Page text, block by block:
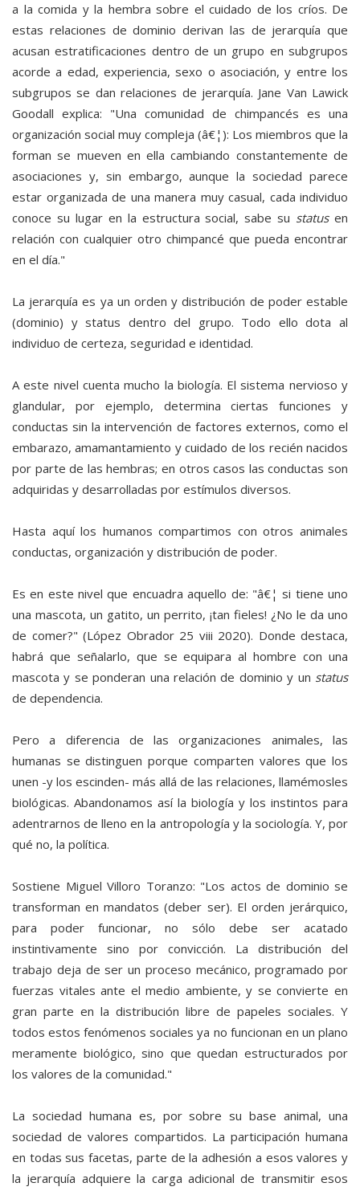
a la comida y la hembra sobre el cuidado de los críos. De
estas relaciones de dominio derivan las de jerarquía que
acusan estratificaciones dentro de un grupo en subgrupos
acorde a edad, experiencia, sexo o asociación, y entre los
subgrupos se dan relaciones de jerarquía. Jane Van Lawick
Goodall explica: "Una comunidad de chimpancés es una
organización social muy compleja (â€¦): Los miembros que la
forman se mueven en ella cambiando constantemente de
asociaciones y, sin embargo, aunque la sociedad parece
estar organizada de una manera muy casual, cada individuo
conoce su lugar en la estructura social, sabe su statusen
relación con cualquier otro chimpancé que pueda encontrar
en el día."
La jerarquía es ya un orden y distribución de poder estable
(dominio) y status dentro del grupo. Todo ello dota al
individuo de certeza, seguridad e identidad.
A este nivel cuenta mucho la biología. El sistema nervioso y
glandular, por ejemplo, determina ciertas funciones y
conductas sin la intervención de factores externos, como el
embarazo, amamantamiento y cuidado de los recién nacidos
por parte de las hembras; en otros casos las conductas son
adquiridas y desarrolladas por estímulos diversos.
Hasta aquí los humanos compartimos con otros animales
conductas, organización y distribución de poder.
Es en este nivel que encuadra aquello de: "â€¦ si tiene uno
una mascota, un gatito, un perrito, ¡tan fieles! ¿No le da uno
de comer?" (López Obrador 25 viii 2020). Donde destaca,
habrá que señalarlo, que se equipara al hombre con una
mascota y se ponderan una relación de dominio y un status
de dependencia.
Pero a diferencia de las organizaciones animales, las
humanas se distinguen porque comparten valores que los
unen -y los escinden- más allá de las relaciones, llamémosles
biológicas. Abandonamos así la biología y los instintos para
adentrarnos de lleno en la antropología y la sociología. Y, por
qué no, la política.
Sostiene Miguel Villoro Toranzo: "Los actos de dominio se
transforman en mandatos (deber ser). El orden jerárquico,
para poder funcionar, no sólo debe ser acatado
instintivamente sino por convicción. La distribución del
trabajo deja de ser un proceso mecánico, programado por
fuerzas vitales ante el medio ambiente, y se convierte en
gran parte en la distribución libre de papeles sociales. Y
todos estos fenómenos sociales ya no funcionan en un plano
meramente biológico, sino que quedan estructurados por
los valores de la comunidad."
La sociedad humana es, por sobre su base animal, una
sociedad de valores compartidos. La participación humana
en todas sus facetas, parte de la adhesión a esos valores y
la jerarquía adquiere la carga adicional de transmitir esos